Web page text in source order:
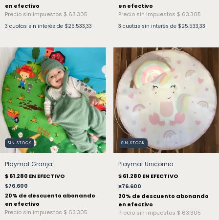
3 cuotas sin interés de $25.533,33 3 cuotas sin interés de $25.533,33
SIN STOCK
Playmat Granja
$76.600
SIN STOCK
Playmat Unicornio
$76.600